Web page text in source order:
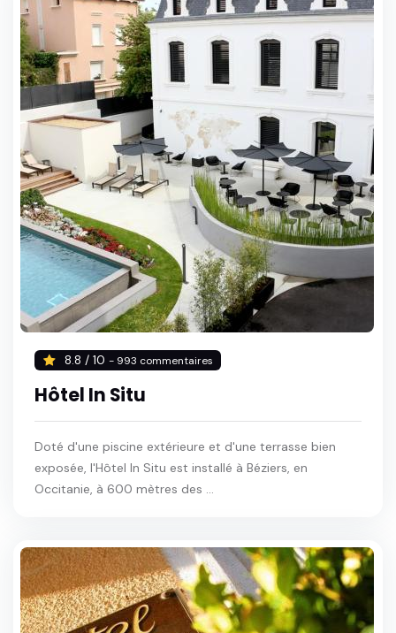
8.8 / 10 - 993 commentaires
Hôtel In Situ
Doté d'une piscine extérieure et d'une terrasse bien
exposée, l'Hôtel In Situ est installé à Béziers, en
Occitanie, à 600 mètres des ...